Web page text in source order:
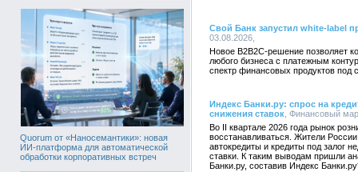
Quorum от «Наносемантики»: новая
ИИ-платформа для автоматической
обработки корпоративных встреч
Свой Банк запустил white-label
03.08.2026,
Новое B2B2C-решение позволяет
любого бизнеса с платежным
спектр финансовых продуктов под
Индекс Банки.ру: спрос на
снижения ставок , Финансовый
Во II квартале 2026 года рынок
восстанавливаться. Жители
автокредиты и кредиты под залог
ставки. К таким выводам пришли
Банки.ру, составив Индекс